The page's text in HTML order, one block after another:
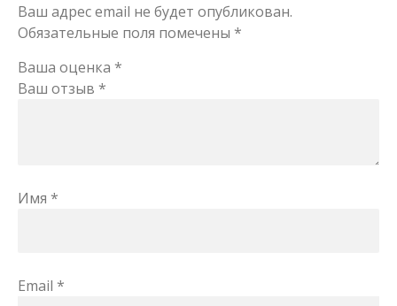
Ваш адрес email не будет опубликован.
Обязательные поля помечены *
Ваша оценка *
Ваш отзыв *
Имя *
Email *